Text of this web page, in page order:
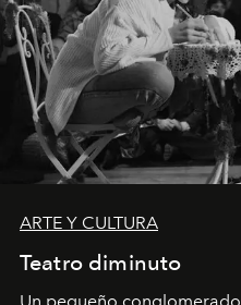
ARTE Y CULTURA
Teatro diminuto
Un pequeño